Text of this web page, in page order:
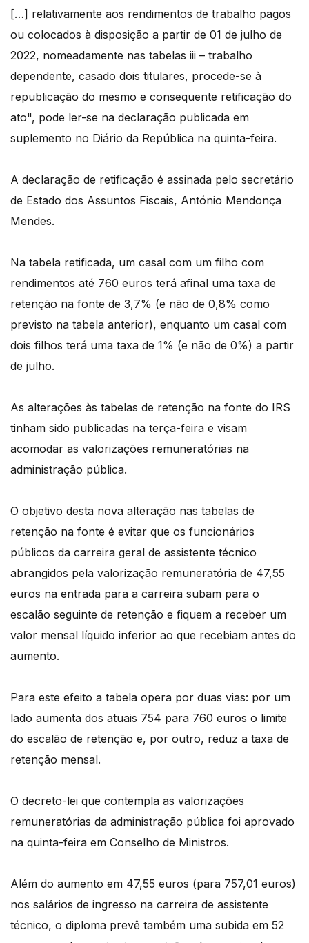
[…] relativamente aos rendimentos de trabalho pagos
ou colocados à disposição a partir de 01 de julho de
2022, nomeadamente nas tabelas iii – trabalho
dependente, casado dois titulares, procede-se à
republicação do mesmo e consequente retificação do
ato", pode ler-se na declaração publicada em
suplemento no Diário da República na quinta-feira.
A declaração de retificação é assinada pelo secretário
de Estado dos Assuntos Fiscais, António Mendonça
Mendes.
Na tabela retificada, um casal com um filho com
rendimentos até 760 euros terá afinal uma taxa de
retenção na fonte de 3,7% (e não de 0,8% como
previsto na tabela anterior), enquanto um casal com
dois filhos terá uma taxa de 1% (e não de 0%) a partir
de julho.
As alterações às tabelas de retenção na fonte do IRS
tinham sido publicadas na terça-feira e visam
acomodar as valorizações remuneratórias na
administração pública.
O objetivo desta nova alteração nas tabelas de
retenção na fonte é evitar que os funcionários
públicos da carreira geral de assistente técnico
abrangidos pela valorização remuneratória de 47,55
euros na entrada para a carreira subam para o
escalão seguinte de retenção e fiquem a receber um
valor mensal líquido inferior ao que recebiam antes do
aumento.
Para este efeito a tabela opera por duas vias: por um
lado aumenta dos atuais 754 para 760 euros o limite
do escalão de retenção e, por outro, reduz a taxa de
retenção mensal.
O decreto-lei que contempla as valorizações
remuneratórias da administração pública foi aprovado
na quinta-feira em Conselho de Ministros.
Além do aumento em 47,55 euros (para 757,01 euros)
nos salários de ingresso na carreira de assistente
técnico, o diploma prevê também uma subida em 52